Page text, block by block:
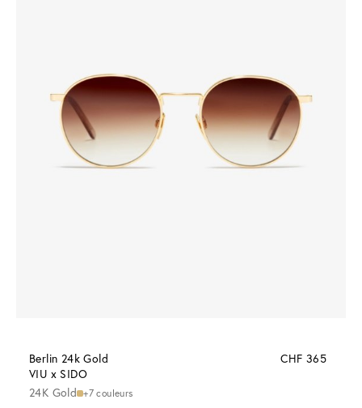
Berlin 24k Gold
VIU x SIDO
CHF 365
24K Gold +7 couleurs